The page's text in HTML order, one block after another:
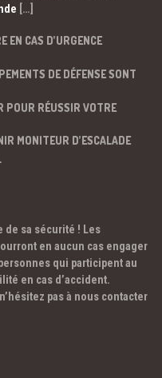
[…]
EN CAS D’URGENCE
DE DÉFENSE SONT
POUR RÉUSSIR VOTRE
MONITEUR D’ESCALADE
de sa sécurité ! Les
en aucun cas engager
qui participent au
en cas d’accident.
pas à nous contacter